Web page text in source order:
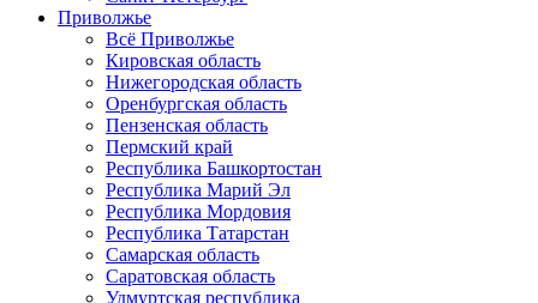
Приволжье
Всё Приволжье
Кировская область
Нижегородская область
Оренбургская область
Пензенская область
Пермский край
Республика Башкортостан
Республика Марий Эл
Республика Мордовия
Республика Татарстан
Самарская область
Саратовская область
Удмуртская республика